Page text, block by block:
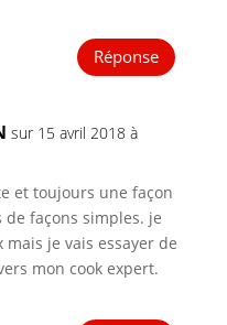
Réponse
sur 15 avril 2018 à
et toujours une façon
façons simples. je
je vais essayer de
mon cook expert.